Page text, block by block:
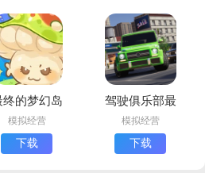
Simulator)
终的梦幻岛
安卓版下载
模拟经营
下载
驾驶俱乐部最
新版下载
(Drive Club
MultiPlayer安
模拟经营
下载